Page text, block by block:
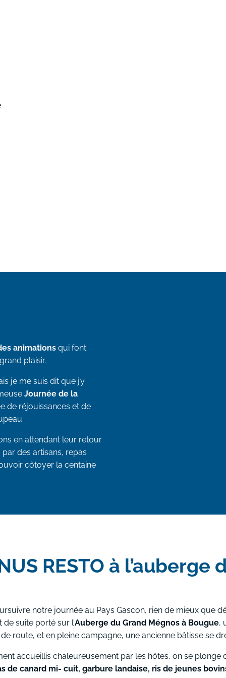
animations qui font
plaisir.
je me suis dit que j’y
Journée de la
de réjouissances et de
en attendant leur retour
des artisans, repas
côtoyer la centaine
RESTO à
notre journée au Pays Gascon, rien de mieux que
de suite porté sur l’Auberge du Grand Mégnos à Bougue,
route, et en pleine campagne, une ancienne bâtisse se
accueillis chaleureusement par les hôtes, on se plonge
de canard mi- cuit, garbure landaise, ris de jeunes